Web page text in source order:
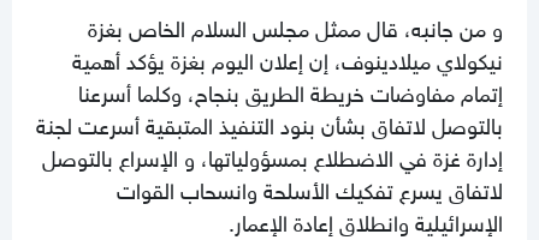
و من جانبه، قال ممثل مجلس السلام الخاص بغزة
نيكولاي ميلادينوف، إن إعلان اليوم بغزة يؤكد أهمية
إتمام مفاوضات خريطة الطريق بنجاح، وكلما أسرعنا
بالتوصل لاتفاق بشأن بنود التنفيذ المتبقية أسرعت لجنة
إدارة غزة في الاضطلاع بمسؤولياتها، و الإسراع بالتوصل
لاتفاق يسرع تفكيك الأسلحة وانسحاب القوات
الإسرائيلية وانطلاق إعادة الإعمار.